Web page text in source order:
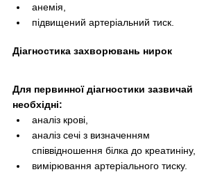
анемія,
підвищений артеріальний тиск.
Діагностика захворювань нирок
Для первинної діагностики зазвичай
необхідні:
аналіз крові,
аналіз сечі з визначенням
співвідношення білка до креатиніну,
вимірювання артеріального тиску.